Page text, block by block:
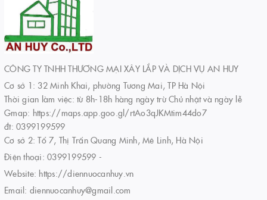
CÔNG TY TNHH THƯƠNG MẠI XÂY LẮP VÀ DỊCH VỤ AN HUY
Cơ sở 1: 32 Minh Khai, phường Tương Mai, TP Hà Nội
Thời gian làm việc: từ 8h-18h hàng ngày trừ Chủ nhật và ngày lễ
Gmap: https://maps.app.goo.gl/rtAo3qJKMtim44do7
đt: 0399199599
Cơ sở 2: Tổ 7, Thị Trấn Quang Minh, Mê Linh, Hà Nội
Điện thoại: 0399199599 -
Website: https://diennuocanhuy.vn
Email: diennuocanhuy@gmail.com